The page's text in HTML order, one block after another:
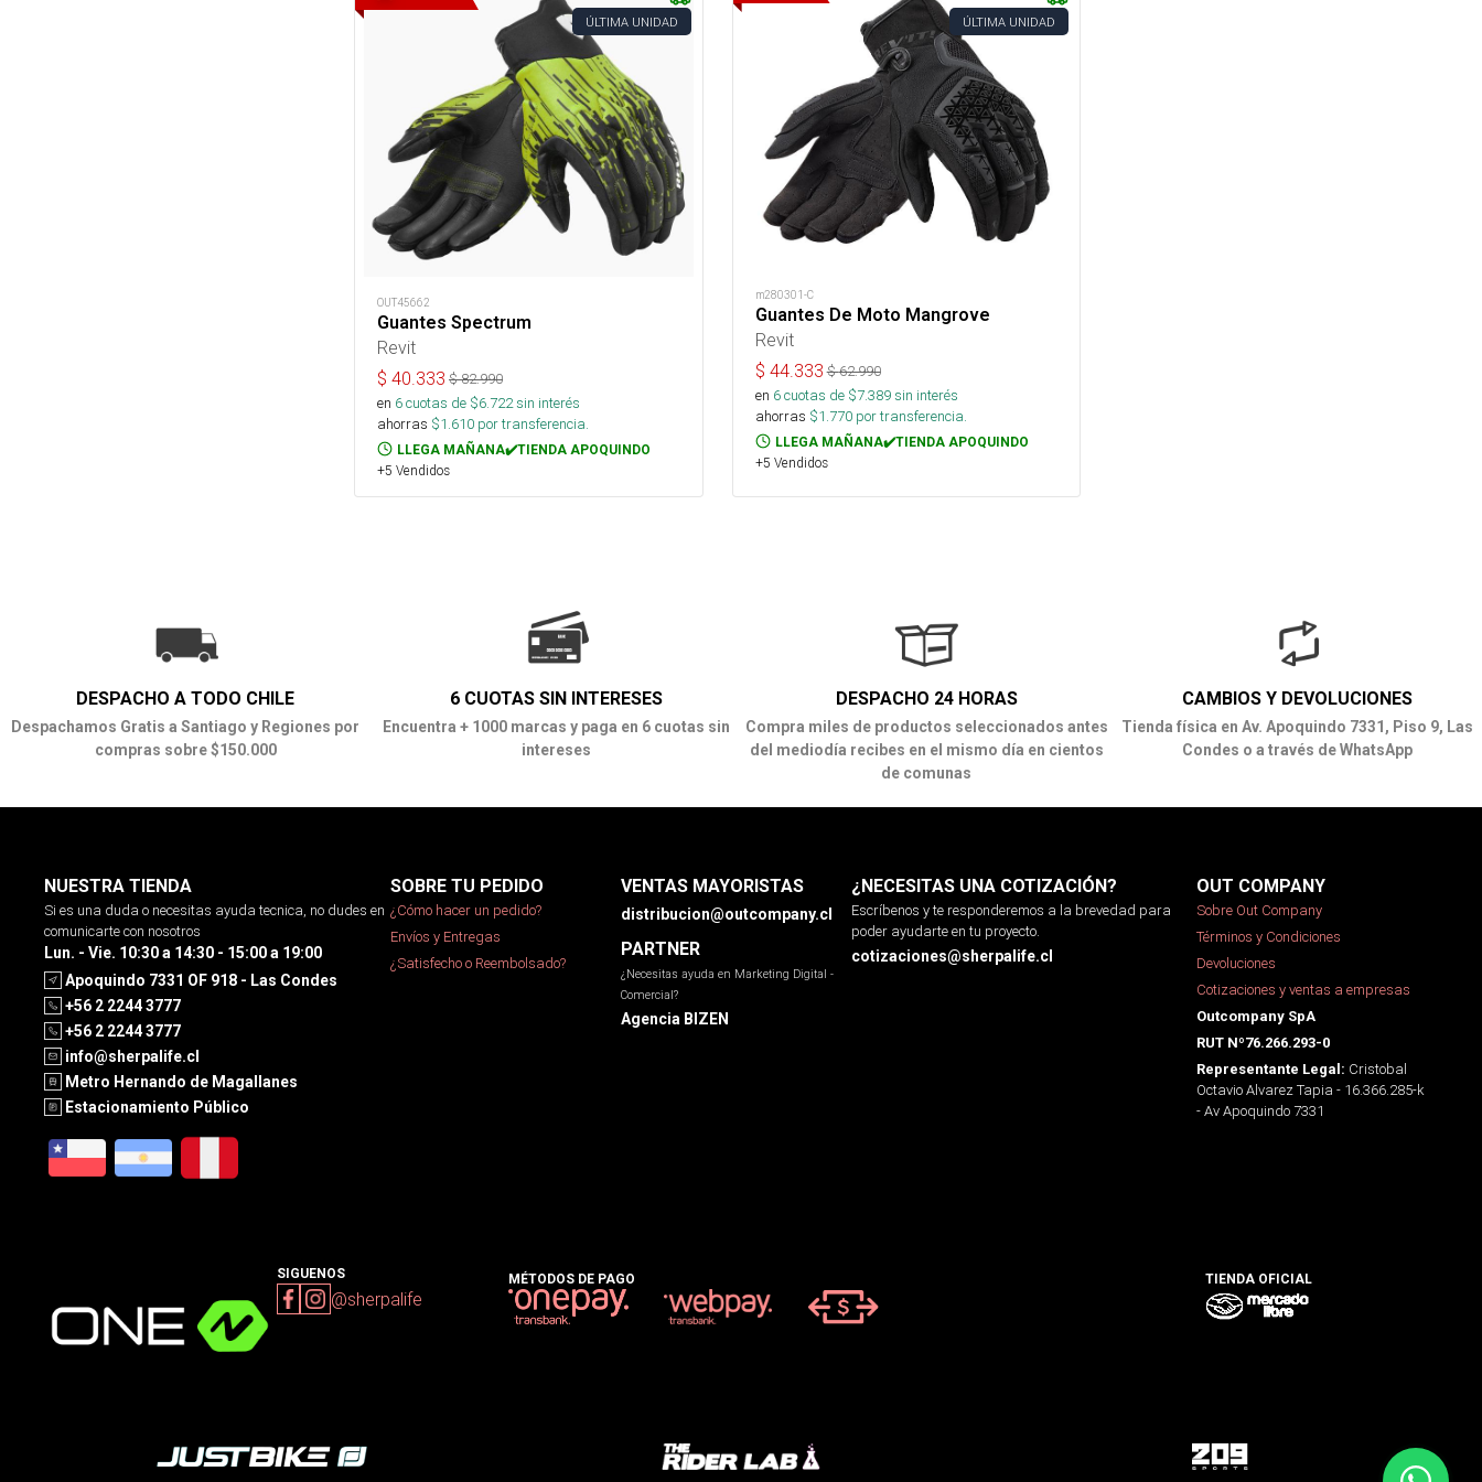
ÚLTIMA UNIDAD
OUT45662
Guantes Spectrum
Revit
$ 40.333 $82.990
en 6cuotas de $6.722sin interés
ahorras $1.610 por transferencia.
LLEGA MAÑANA✔️TIENDA APOQUINDO
+5 Vendidos
ÚLTIMA UNIDAD
m280301-C
Guantes De Moto Mangrove
Revit
$ 44.333 $62.990
en 6cuotas de $7.389sin interés
ahorras $1.770por transferencia.
LLEGA MAÑANA✔️TIENDA APOQUINDO
+5 Vendidos
DESPACHO A TODO CHILE
Despachamos Gratis a Santiago y Regiones por
compras sobre $150.000
6 CUOTAS SIN INTERESES
Encuentra + 1000 marcas y paga en 6 cuotas sin
intereses
DESPACHO 24 HORAS
Compra miles de productos seleccionados antes
del mediodía recibes en el mismo día en cientos
de comunas
CAMBIOS Y DEVOLUCIONES
Tienda física en Av. Apoquindo 7331, Piso 9, Las
Condes o a través de WhatsApp
NUESTRA TIENDA
Si es una duda o necesitas ayuda tecnica, no dudes en
comunicarte con nosotros
Lun. - Vie. 10:30 a 14:30 - 15:00 a 19:00
Apoquindo 7331 OF 918 - Las Condes
+56 2 2244 3777
+56 2 2244 3777
info@sherpalife.cl
Metro Hernando de Magallanes
Estacionamiento Público
SOBRE TU PEDIDO
¿Cómo hacer un pedido?
Envíos y Entregas
¿Satisfecho o Reembolsado?
VENTAS MAYORISTAS
distribucion@outcompany.cl
PARTNER
¿Necesitas ayuda en Marketing Digital -
Comercial?
Agencia BIZEN
¿NECESITAS UNA COTIZACIÓN?
Escríbenos y te responderemos a la brevedad para
poder ayudarte en tu proyecto.
cotizaciones@sherpalife.cl
OUT COMPANY
Sobre Out Company
Términos y Condiciones
Devoluciones
Cotizaciones y ventas a empresas
Outcompany SpA
RUT Nº76.266.293-0
Representante Legal: Cristobal
Octavio Alvarez Tapia - 16.366.285-k
- Av Apoquindo 7331
SIGUENOS
@sherpalife
MÉTODOS DE PAGO TIENDA OFICIAL